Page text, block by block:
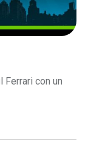
Ferrari con un